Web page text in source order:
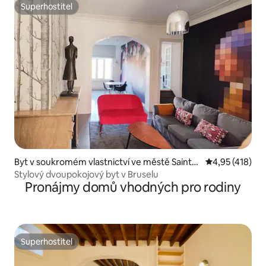
Superhostitel
Superhostitel
Byt v soukromém vlastnictví ve městě Saint-
Gilles
Průměrné
4,95 (418)
Stylový dvoupokojový byt v Bruselu
Pronájmy domů vhodných pro rodiny
Superhostitel
Superhostitel